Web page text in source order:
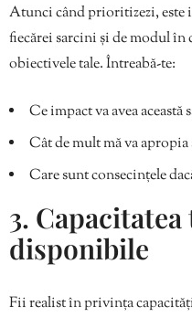
Atunci când prioritizezi, este
fiecărei sarcini și de modul în
obiectivele tale. Întreabă-te:
Ce impact va avea
Cât de mult mă va apropia
Care sunt consecințele
3.
disponibile
Fii realist în privința